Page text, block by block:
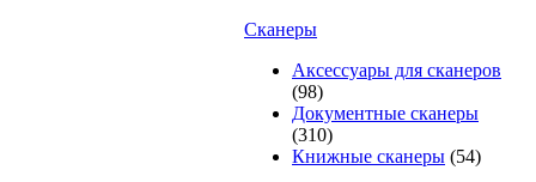
Сканеры
Аксессуары для сканеров
(98)
Документные сканеры
(310)
Книжные сканеры (54)